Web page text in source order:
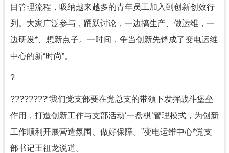
目管理流程，吸纳越来越多的青年员工加入到创新创效行
列。大家广泛参与，踊跃讨论，一边搞生产、做运维，一
边研发*、想新点子。一时间，争当创新先锋成了变电运维
中心的新“时尚”。
?
????????“我们党支部要在党总支的带领下发挥战斗堡垒
作用，打造创新工作与支部活动‘一盘棋’管理模式，为创新
工作顺利开展营造氛围、做好保障。”变电运维中心*党支
部书记王祖龙说道。